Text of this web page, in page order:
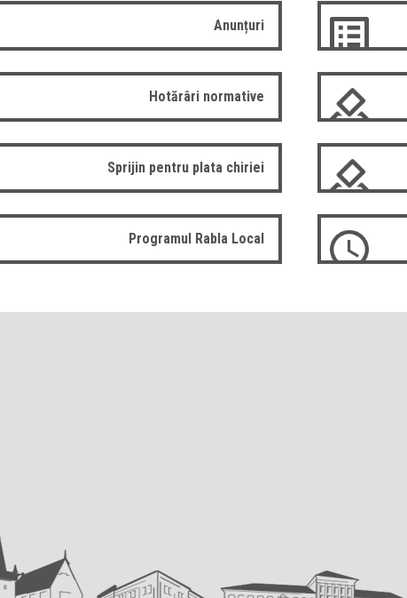
Anunțuri
Hotărâri normative
Sprijin pentru plata chiriei
Programul Rabla Local